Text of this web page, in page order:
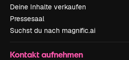
Deine Inhalte verkaufen
Pressesaal
Suchst du nach magnific.ai
Kontakt aufnehmen